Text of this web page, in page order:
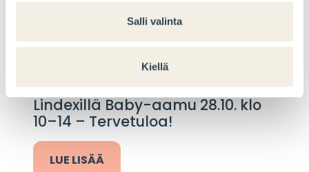
Salli valinta
Kiellä
Lindexillä Baby-aamu 28.10. klo
10–14 – Tervetuloa!
LUE LISÄÄ